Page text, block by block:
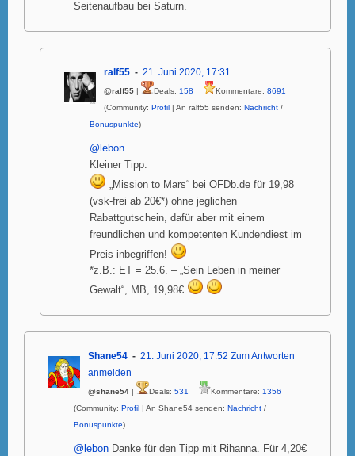
Seitenaufbau bei Saturn.
ralf55 21. Juni 2020, 17:31
@ralf55 | Deals: 158 Kommentare: 8691
(Community: Profil | An ralf55 senden: Nachricht /
Bonuspunkte)
@lebon
Kleiner Tipp:
„Mission to Mars“ bei OFDb.de für 19,98
(vsk-frei ab 20€*) ohne jeglichen
Rabattgutschein, dafür aber mit einem
freundlichen und kompetenten Kundendiest im
Preis inbegriffen!
*z.B.: ET = 25.6. – „Sein Leben in meiner
Gewalt“, MB, 19,98€
Shane54 21. Juni 2020, 17:52 Zum Antworten
anmelden
@shane54 | Deals: 531 Kommentare: 1356
(Community: Profil | An Shane54 senden: Nachricht /
Bonuspunkte)
@lebon Danke für den Tipp mit Rihanna. Für 4,20€